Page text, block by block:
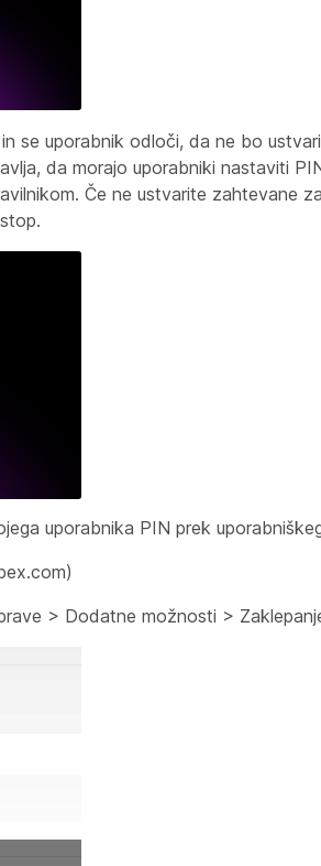
se uporabnik odloči, da ne bo
da morajo uporabniki nastaviti
Če ne ustvarite zahtevane
uporabnika PIN prek
> Dodatne možnosti >